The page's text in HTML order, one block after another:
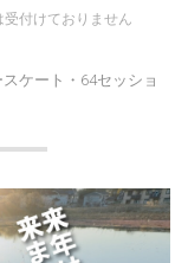
受付けておりません
ケート・64セッショ